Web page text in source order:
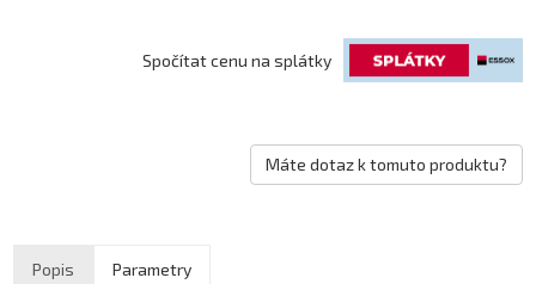
Spočítat cenu na splátky
Máte dotaz k tomuto produktu?
Popis Parametry